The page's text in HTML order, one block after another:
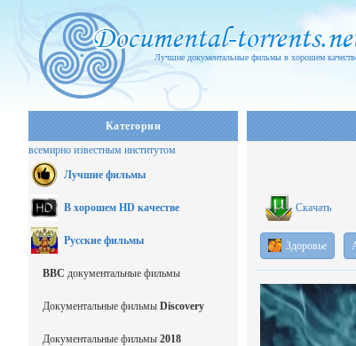
Лучшие документальные фильмы в хорошем
Категории
всемирно известным институтом
Лучшие фильмы
В хорошем HD качестве
Русские фильмы
BBC документальные фильмы
Документальные фильмы Discovery
Документальные фильмы 2018
Скачать
Здоровье